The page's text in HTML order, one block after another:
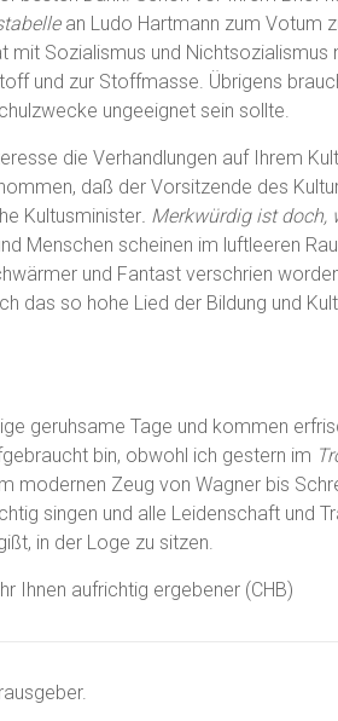
an Ludo Hartmann zum Votum
mit Sozialismus und Nichtsozialismus
und zur Stoffmasse. Übrigens
ungeeignet sein sollte.
die Verhandlungen auf Ihrem
daß der Vorsitzende des
Kultusminister. Merkwürdig ist doch,
Menschen scheinen im luftleeren
und Fantast verschrien
das so hohe Lied der Bildung und
geruhsame Tage und kommen
bin, obwohl ich gestern im
modernen Zeug von Wagner bis
singen und alle Leidenschaft und
in der Loge zu sitzen.
Ihnen aufrichtig ergebener (CHB)